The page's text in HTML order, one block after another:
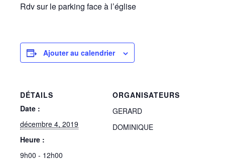
Rdv sur le parking face à l’église
Ajouter au calendrier
DÉTAILS
Date :
décembre 4, 2019
Heure :
9h00 - 12h00
ORGANISATEURS
GERARD
DOMINIQUE